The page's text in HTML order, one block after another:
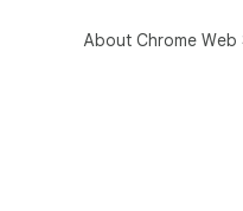
About Chrome Web